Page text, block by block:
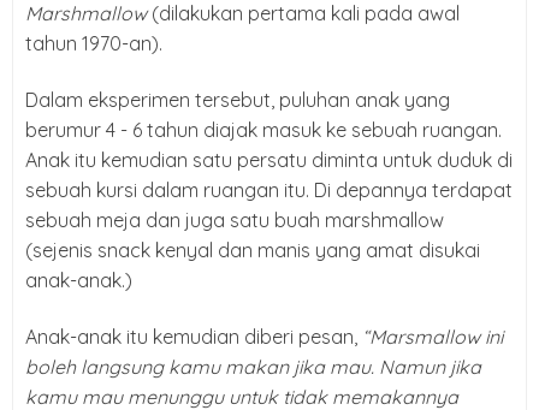
Marshmallow(dilakukan pertama kali pada awal
tahun 1970-an).
Dalam eksperimen tersebut, puluhan anak yang
berumur 4 - 6 tahun diajak masuk ke sebuah ruangan.
Anak itu kemudian satu persatu diminta untuk duduk di
sebuah kursi dalam ruangan itu. Di depannya terdapat
sebuah meja dan juga satu buah marshmallow
(sejenis snack kenyal dan manis yang amat disukai
anak-anak.)
Anak-anak itu kemudian diberi pesan, “Marsmallow ini
boleh langsung kamu makan jika mau. Namun jika
kamu mau menunggu untuk tidak memakannya